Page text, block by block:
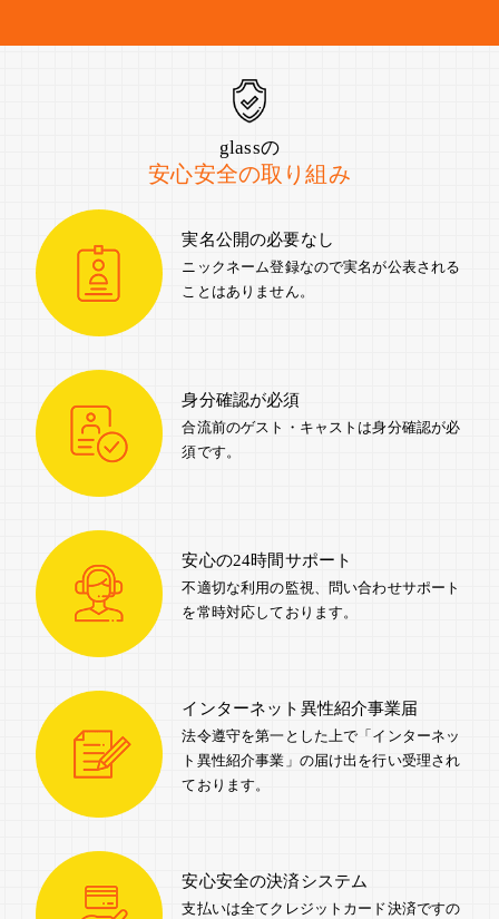
glassの
安心安全の取り組み
実名公開の必要なし
ニックネーム登録なので実名が公表される
ことはありません。
身分確認が必須
合流前のゲスト・キャストは身分確認が必
須です。
安心の24時間サポート
不適切な利用の監視、問い合わせサポート
を常時対応しております。
インターネット 異性紹介事業届
法令遵守を第一とした上で「インターネッ
ト異性紹介事業」の届け出を行い受理され
ております。
安心安全の決済システム
支払いは全てクレジットカード決済ですの